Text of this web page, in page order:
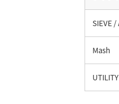
SIEVE
Mash
UTILITY